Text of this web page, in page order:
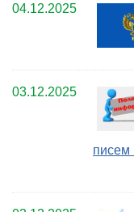
04.12.2025
03.12.2025
писем